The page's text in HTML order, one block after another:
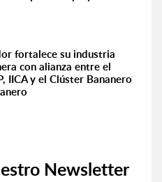
fortalece su industria
con alianza entre el
IICA y el Clúster Bananero
Newsletter